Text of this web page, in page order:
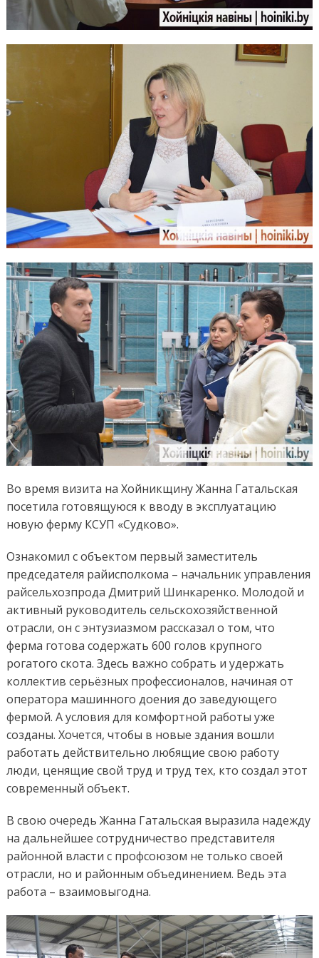
Во время визита на Хойникщину Жанна Гатальская
посетила готовящуюся к вводу в эксплуатацию
новую ферму КСУП «Судково».
Ознакомил с объектом первый заместитель
председателя райисполкома – начальник управления
райсельхозпрода Дмитрий Шинкаренко. Молодой и
активный руководитель сельскохозяйственной
отрасли, он с энтузиазмом рассказал о том, что
ферма готова содержать 600 голов крупного
рогатого скота. Здесь важно собрать и удержать
коллектив серьёзных профессионалов, начиная от
оператора машинного доения до заведующего
фермой. А условия для комфортной работы уже
созданы. Хочется, чтобы в новые здания вошли
работать действительно любящие свою работу
люди, ценящие свой труд и труд тех, кто создал этот
современный объект.
В свою очередь Жанна Гатальская выразила надежду
на дальнейшее сотрудничество представителя
районной власти с профсоюзом не только своей
отрасли, но и районным объединением. Ведь эта
работа – взаимовыгодна.